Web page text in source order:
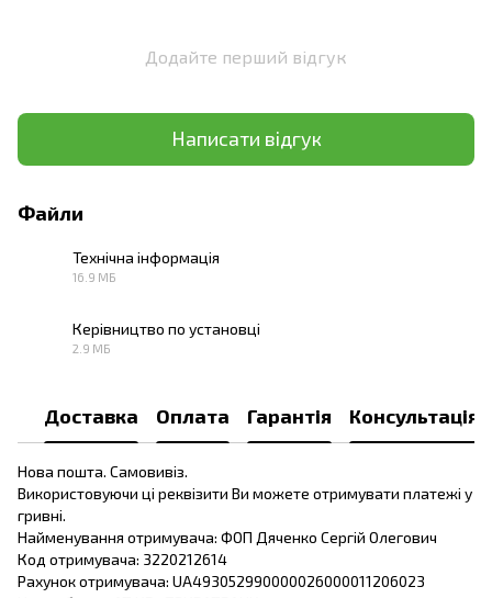
Додайте перший відгук
Написати відгук
Файли
Технічна інформація
16.9 МБ
Керівництво по установці
2.9 МБ
Доставка Оплата Гарантія Консультація
Нова пошта. Самовивіз.
Використовуючи ці реквізити Ви можете отримувати платежі у
гривні.
Найменування отримувача: ФОП Дяченко Сергій Олегович
Код отримувача: 3220212614
Рахунок отримувача: UA493052990000026000011206023